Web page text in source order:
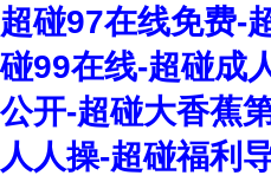
超碰97在线免费-
碰99在线-超碰成
公开-超碰大香蕉
人人操-超碰福利